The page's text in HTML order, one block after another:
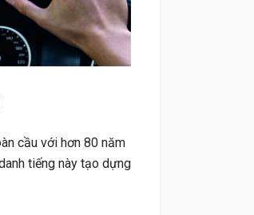
cầu với hơn 80 năm
tiếng này tạo dựng